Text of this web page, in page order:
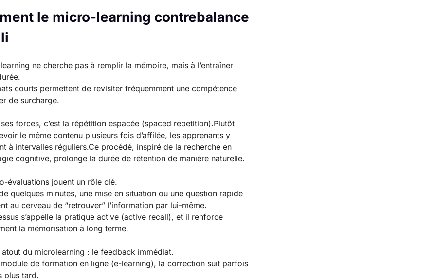
le micro-learning contrebalance
ne cherche pas à remplir la mémoire, mais à l’entraîner
courts permettent de revisiter fréquemment une compétence
de surcharge.
ses forces, c’est la répétition espacée (spaced repetition).Plutôt
le même contenu plusieurs fois d’affilée, les apprenants y
à intervalles réguliers.Ce procédé, inspiré de la recherche en
cognitive, prolonge la durée de rétention de manière naturelle.
évaluations jouent un rôle clé.
quelques minutes, une mise en situation ou une question rapide
au cerveau de “retrouver” l’information par lui-même.
s’appelle la pratique active (active recall), et il renforce
la mémorisation à long terme.
atout du microlearning : le feedback immédiat.
de formation en ligne (e-learning), la correction suit parfois
plus tard.